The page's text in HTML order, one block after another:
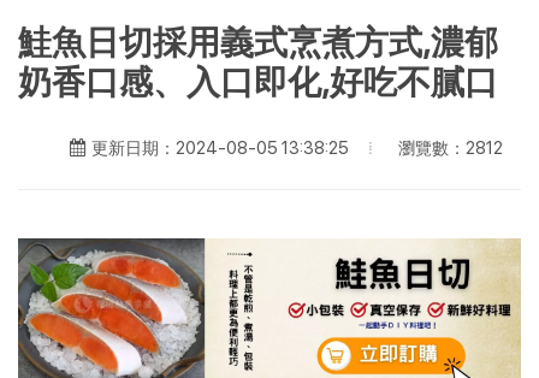
鮭魚日切採用義式烹煮方式,濃郁
奶香口感、入口即化,好吃不膩口
更新日期：2024-08-05 13:38:25 瀏覽數：2812